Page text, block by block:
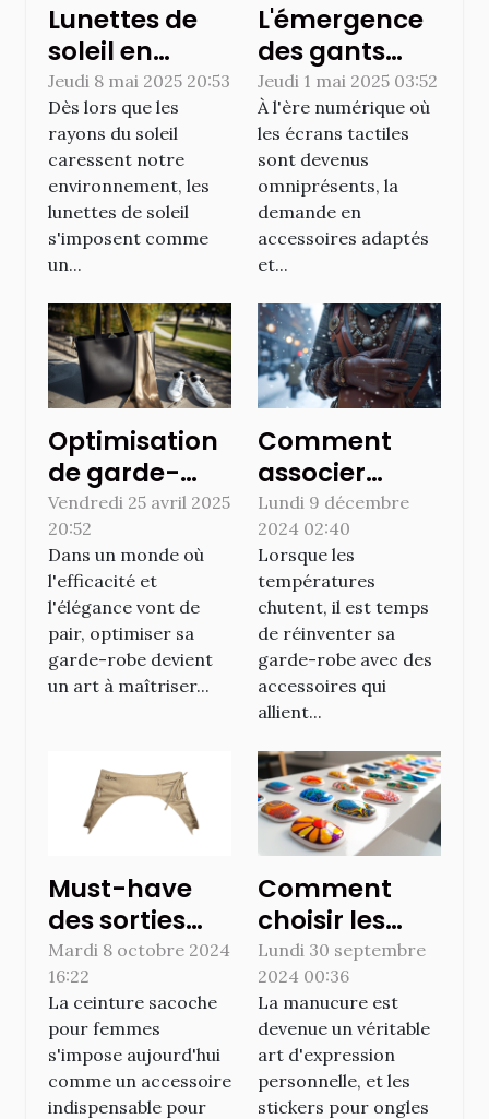
Lunettes de
soleil en
matériaux
alternatifs
innovation et
protection
Jeudi 8 mai 2025 20:53
Dès lors que les
rayons du soleil
caressent notre
environnement, les
lunettes de soleil
s'imposent comme
un...
L'émergence
des gants
tactiles haut
de gamme
pour écrans
Jeudi 1 mai 2025 03:52
À l'ère numérique où
les écrans tactiles
sont devenus
omniprésents, la
demande en
accessoires adaptés
et...
Optimisation
de garde-
robe 5
accessoires
polyvalents
pour un style
épuré
Vendredi 25 avril 2025
20:52
Dans un monde où
l'efficacité et
l'élégance vont de
pair, optimiser sa
garde-robe devient
un art à maîtriser...
Comment
associer
accessoires
en cuir et
bijoux en
pierre pour un
style hivernal
élégant
Lundi 9 décembre
2024 02:40
Lorsque les
températures
chutent, il est temps
de réinventer sa
garde-robe avec des
accessoires qui
allient...
Must-have
des sorties
sportives : la
ceinture
sacoche pour
femmes
Mardi 8 octobre 2024
16:22
La ceinture sacoche
pour femmes
s'impose aujourd'hui
comme un accessoire
indispensable pour
Comment
choisir les
meilleurs
stickers pour
une
manucure
impeccable
Lundi 30 septembre
2024 00:36
La manucure est
devenue un véritable
art d'expression
personnelle, et les
stickers pour ongles